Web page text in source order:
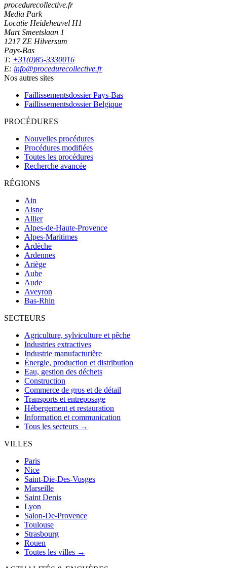
procedurecollective.fr
Media Park
Locatie Heideheuvel H1
Mart Smeetslaan 1
1217 ZE Hilversum
Pays-Bas
T: +31(0)85-3330016
E: info@procedurecollective.fr
Nos autres sites
Faillissementsdossier Pays-Bas
Faillissementsdossier Belgique
PROCÉDURES
Nouvelles procédures
Procédures modifiées
Toutes les procédures
Recherche avancée
RÉGIONS
Ain
Aisne
Allier
Alpes-de-Haute-Provence
Alpes-Maritimes
Ardèche
Ardennes
Ariège
Aube
Aude
Aveyron
Bas-Rhin
SECTEURS
Agriculture, sylviculture et pêche
Industries extractives
Industrie manufacturière
Énergie, production et distribution
Eau, gestion des déchets
Construction
Commerce de gros et de détail
Transports et entreposage
Hébergement et restauration
Information et communication
Tous les secteurs →
VILLES
Paris
Nice
Saint-Die-Des-Vosges
Marseille
Saint Denis
Lyon
Salon-De-Provence
Toulouse
Strasbourg
Rouen
Toutes les villes →